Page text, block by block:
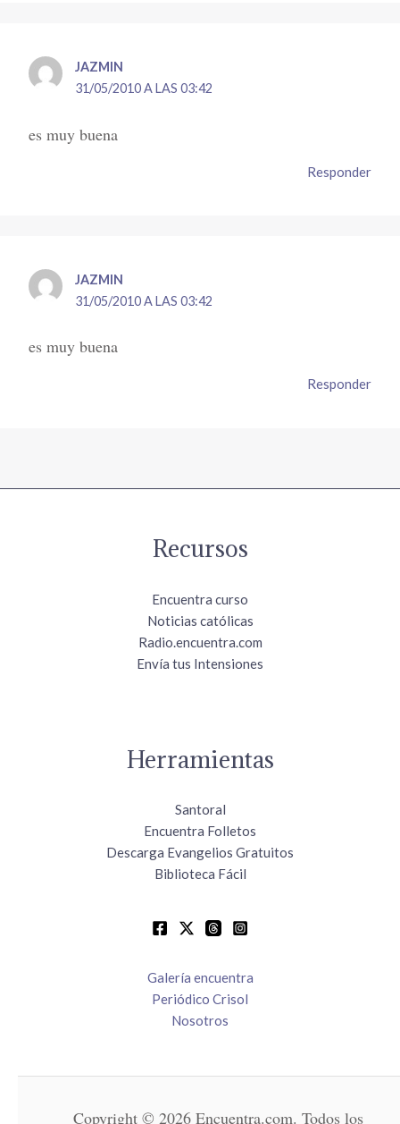
JAZMIN
31/05/2010 A LAS 03:42
es muy buena
Responder
JAZMIN
31/05/2010 A LAS 03:42
es muy buena
Responder
Recursos
Encuentra curso
Noticias católicas
Radio.encuentra.com
Envía tus Intensiones
Herramientas
Santoral
Encuentra Folletos
Descarga Evangelios Gratuitos
Biblioteca Fácil
Galería encuentra
Periódico Crisol
Nosotros
Copyright © 2026 Encuentra.com. Todos los